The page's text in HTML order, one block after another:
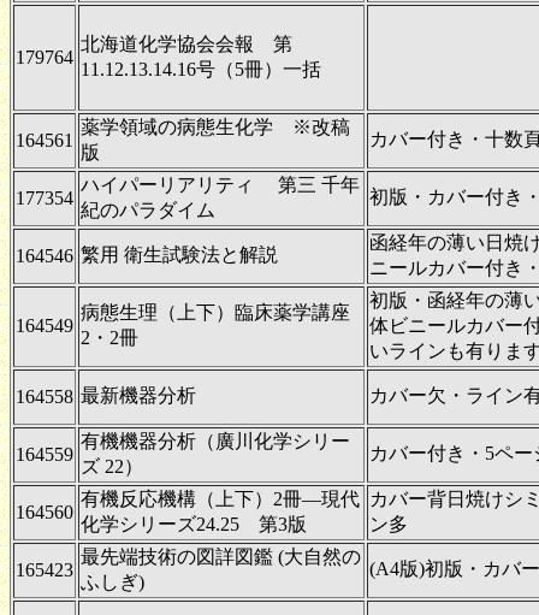
179764
北海道化学協会会報 第
11.12.13.14.16号（5冊）一括
164561
薬学領域の病態生化学 ※改稿
版
カバー付き・十数
177354
ハイパーリアリティ 第三 千年
紀のパラダイム
初版・カバー付き
164546 繁用 衛生試験法と解説
函経年の薄い日焼
ニールカバー付き
164549
病態生理（上下）臨床薬学講座
2・2冊
初版・函経年の薄
体ビニールカバー
いラインも有りま
164558 最新機器分析 カバー欠・ライン
164559
有機機器分析（廣川化学シリー
ズ 22）
カバー付き・5ペ
164560
有機反応機構（上下）2冊―現代
化学シリーズ24.25 第3版
カバー背日焼けシ
ン多
165423
最先端技術の図詳図鑑 (大自然の
ふしぎ)
(A4版)初版・カバー